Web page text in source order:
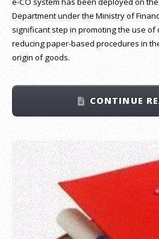
Department under the Ministry of
significant step in promoting the use of
reducing paper-based procedures in
origin of goods.
CONTINUE